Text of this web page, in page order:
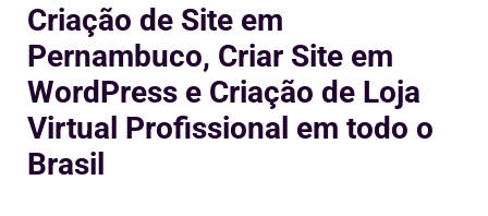
Criação de Site em
Pernambuco, Criar Site em
WordPress e Criação de Loja
Virtual Profissional em todo o
Brasil